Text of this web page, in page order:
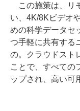
この施策は、リ
い、4K/8Kビデオ
めの科学データセ
つ手軽に共有する
の。クラウドスト
ことで、すべての
ップされ、高い可